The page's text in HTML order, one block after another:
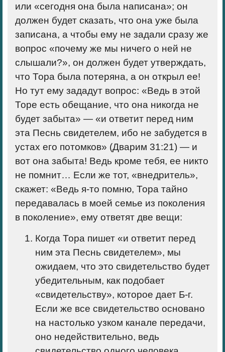
или «сегодня она была написана»; он
должен будет сказать, что она уже была
записана, а чтобы ему не задали сразу же
вопрос «почему же мы ничего о ней не
слышали?», он должен будет утверждать,
что Тора была потеряна, а он открыл ее!
Но тут ему зададут вопрос: «Ведь в этой
Торе есть обещание, что она никогда не
будет забыта» — «и ответит перед ним
эта Песнь свидетелем, ибо не забудется в
устах его потомков» (Дварим 31:21) — и
вот она забыта! Ведь кроме тебя, ее никто
не помнит… Если же тот, «внедритель»,
скажет: «Ведь я-то помню, Тора тайно
передавалась в моей семье из поколения
в поколение», ему ответят две вещи:
Когда Тора пишет «и ответит перед
ним эта Песнь свидетелем», мы
ожидаем, что это свидетельство будет
убедительным, как подобает
«свидетельству», которое дает Б-г.
Если же все свидетельство основано
на настолько узком канале передачи,
оно недействительно, ведь